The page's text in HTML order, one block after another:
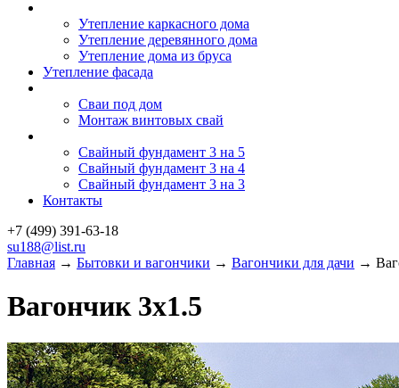
Утепление каркасного дома
Утепление деревянного дома
Утепление дома из бруса
Утепление фасада
Сваи под дом
Монтаж винтовых свай
Свайный фундамент 3 на 5
Свайный фундамент 3 на 4
Свайный фундамент 3 на 3
Контакты
+7 (499) 391-63-18
su188@list.ru
Главная → Бытовки и вагончики → Вагончики для дачи →
Вагончик 3х1.5